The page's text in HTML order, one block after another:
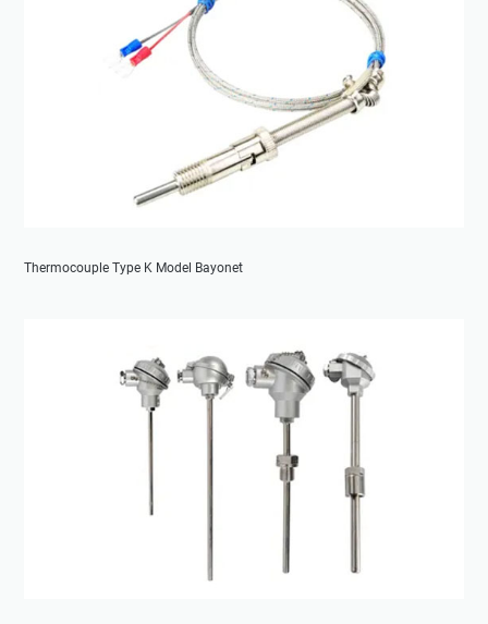
Thermocouple Type K Model Bayonet